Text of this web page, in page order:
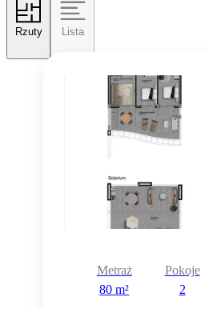
Rzuty Lista
Metraż
80 m²
Pokoje
2